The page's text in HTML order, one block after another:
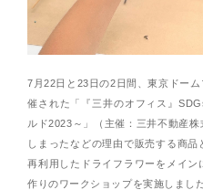
7月22日と23日の2日間、東京ドー
催された「『三井のオフィス』
ルド2023～」（主催：三井不動産
しまったなどの理由で販売する商
再利用したドライフラワーをメイン
作りのワークショップを実施しました